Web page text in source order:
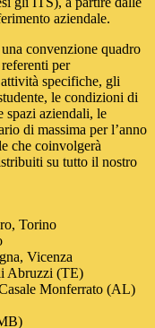
aziendale.
convenzione quadro
per
specifiche, gli
le condizioni di
spazi aziendali, le
di massima per l’anno
che coinvolgerà
su tutto il nostro
Torino
Vicenza
Abruzzi (TE)
Monferrato (AL)